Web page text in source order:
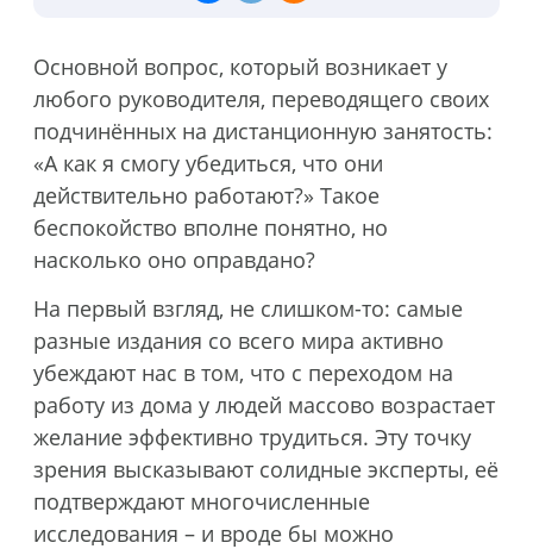
Основной вопрос, который возникает у
любого руководителя, переводящего своих
подчинённых на дистанционную занятость:
«А как я смогу убедиться, что они
действительно работают?» Такое
беспокойство вполне понятно, но
насколько оно оправдано?
На первый взгляд, не слишком-то: самые
разные издания со всего мира активно
убеждают нас в том, что с переходом на
работу из дома у людей массово возрастает
желание эффективно трудиться. Эту точку
зрения высказывают солидные эксперты, её
подтверждают многочисленные
исследования – и вроде бы можно